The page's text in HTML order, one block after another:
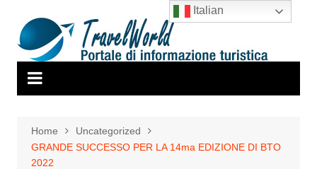
contenuto
Home
Uncategorized
GRANDE SUCCESSO PER LA 14ma EDIZIONE DI BTO
2022
Italian